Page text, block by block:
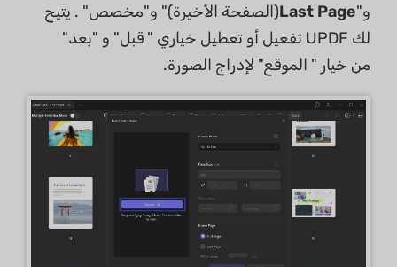
و"Last Page(الصفحة الأخيرة)" و"مخصص" . يتيح
لك UPDF تفعيل أو تعطيل خياري " قبل" و "بعد"
من خيار " الموقع" لإدراج الصورة.